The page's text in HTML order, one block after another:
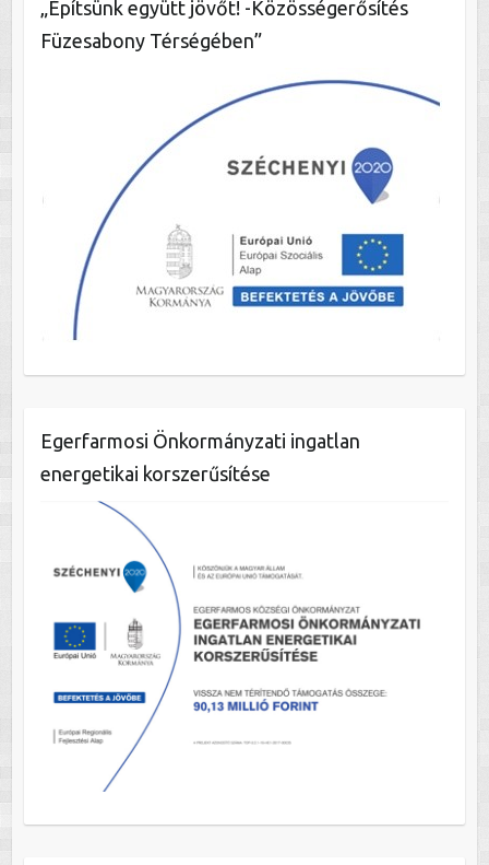
„Építsünk együtt jövőt! -Közösségerősítés
Füzesabony Térségében”
Egerfarmosi Önkormányzati ingatlan
energetikai korszerűsítése